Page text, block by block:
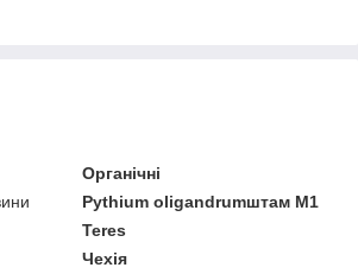
Органічні
Pythium oligandrumштам М1
Teres
Чехія